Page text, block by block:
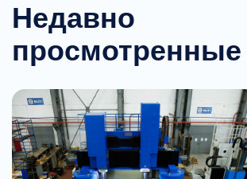
Недавно
просмотренные